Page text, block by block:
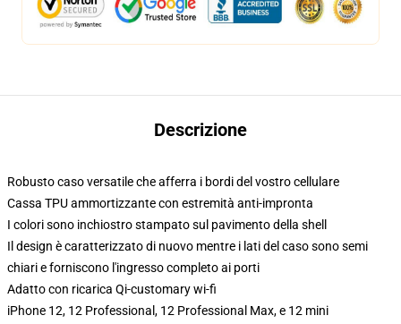
Descrizione
Robusto caso versatile che afferra i bordi del vostro cellulare
Cassa TPU ammortizzante con estremità anti-impronta
I colori sono inchiostro stampato sul pavimento della shell
Il design è caratterizzato di nuovo mentre i lati del caso sono semi
chiari e forniscono l'ingresso completo ai porti
Adatto con ricarica Qi-customary wi-fi
iPhone 12, 12 Professional, 12 Professional Max, e 12 mini